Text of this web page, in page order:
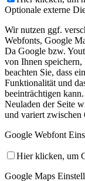
Optionale externe
Wir nutzen ggf.
Webfonts, Google
Da Google bzw.
von Ihnen
beachten Sie, dass
Funktionalität und
beeinträchtigen
Neuladen der Seite
und variert zwischen
Google Webfont
Hier klicken, um
Google Maps